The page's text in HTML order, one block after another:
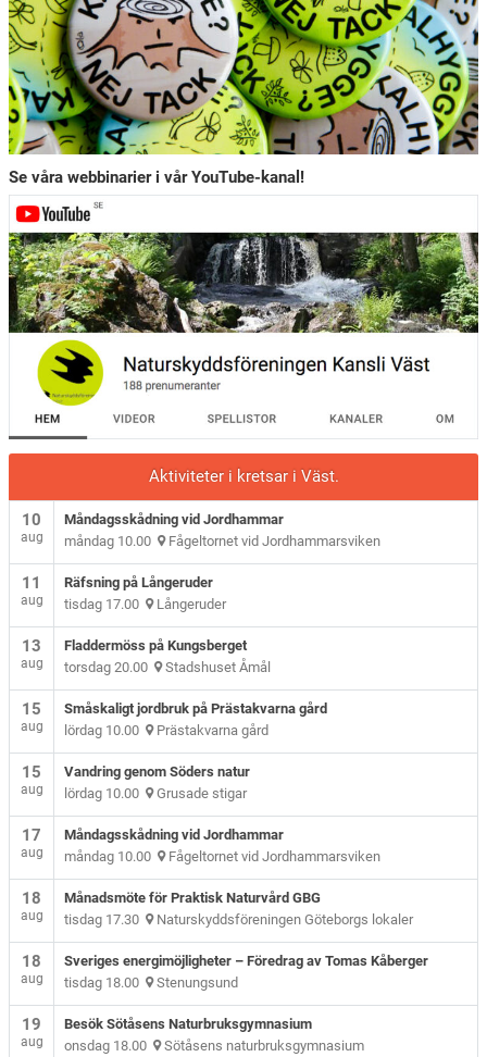
Se våra webbinarier i vår YouTube-kanal!
Aktiviteter i kretsar i Väst.
10
aug
Måndagsskådning vid Jordhammar
måndag 10.00 Fågeltornet vid Jordhammarsviken
11
aug
Räfsning på Långeruder
tisdag 17.00 Långeruder
13
aug
Fladdermöss på Kungsberget
torsdag 20.00 Stadshuset Åmål
15
aug
Småskaligt jordbruk på Prästakvarna gård
lördag 10.00 Prästakvarna gård
15
aug
Vandring genom Söders natur
lördag 10.00 Grusade stigar
17
aug
Måndagsskådning vid Jordhammar
måndag 10.00 Fågeltornet vid Jordhammarsviken
18
aug
Månadsmöte för Praktisk Naturvård GBG
tisdag 17.30 Naturskyddsföreningen Göteborgs lokaler
18
aug
Sveriges energimöjligheter – Föredrag av Tomas Kåberger
tisdag 18.00 Stenungsund
19
aug
Besök Sötåsens Naturbruksgymnasium
onsdag 18.00 Sötåsens naturbruksgymnasium